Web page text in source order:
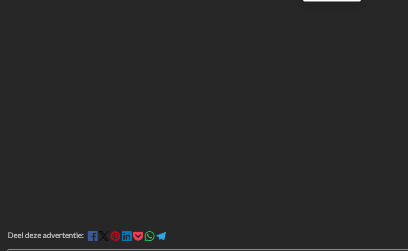
Deel deze advertentie: